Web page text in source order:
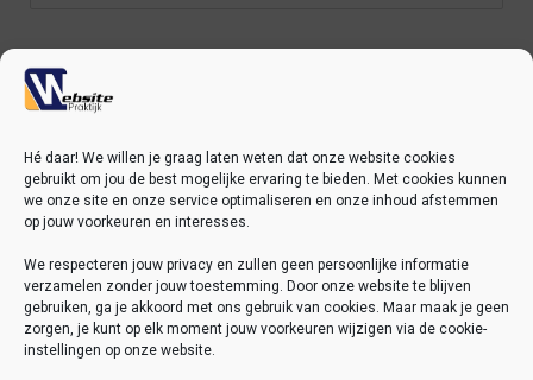
Hé daar! We willen je graag laten weten dat onze website cookies
gebruikt om jou de best mogelijke ervaring te bieden. Met cookies kunnen
we onze site en onze service optimaliseren en onze inhoud afstemmen
op jouw voorkeuren en interesses.
We respecteren jouw privacy en zullen geen persoonlijke informatie
verzamelen zonder jouw toestemming. Door onze website te blijven
gebruiken, ga je akkoord met ons gebruik van cookies. Maar maak je geen
zorgen, je kunt op elk moment jouw voorkeuren wijzigen via de cookie-
instellingen op onze website.
MELD JE AAN VOOR NIEUWSBRIEF!